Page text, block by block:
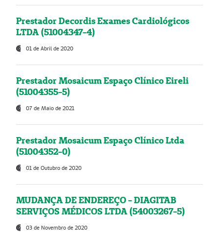
Prestador Decordis Exames Cardiológicos
LTDA (51004347-4)
01 de Abril de 2020
Prestador Mosaicum Espaço Clínico Eireli
(51004355-5)
07 de Maio de 2021
Prestador Mosaicum Espaço Clínico Ltda
(51004352-0)
01 de Outubro de 2020
MUDANÇA DE ENDEREÇO - DIAGITAB
SERVIÇOS MÉDICOS LTDA (54003267-5)
03 de Novembro de 2020